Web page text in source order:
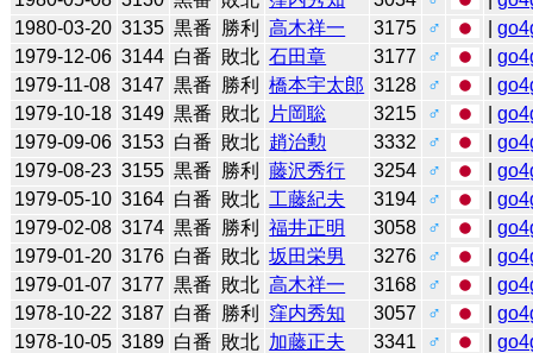
1980-03-20 3135 黒番 勝利 高木祥一 3175 ♂ |
1979-12-06 3144 白番 敗北 石田章 3177 ♂ |
1979-11-08 3147 黒番 勝利 橋本宇太郎 3128 ♂ |
1979-10-18 3149 黒番 敗北 片岡聡 3215 ♂ |
1979-09-06 3153 白番 敗北 趙治勲 3332 ♂ |
1979-08-23 3155 黒番 勝利 藤沢秀行 3254 ♂ |
1979-05-10 3164 白番 敗北 工藤紀夫 3194 ♂ |
1979-02-08 3174 黒番 勝利 福井正明 3058 ♂ |
1979-01-20 3176 白番 敗北 坂田栄男 3276 ♂ |
1979-01-07 3177 黒番 敗北 高木祥一 3168 ♂ |
1978-10-22 3187 白番 勝利 窪内秀知 3057 ♂ |
1978-10-05 3189 白番 敗北 加藤正夫 3341 ♂ |